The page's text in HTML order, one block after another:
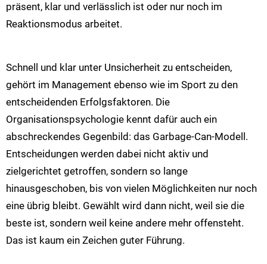
präsent, klar und verlässlich ist oder nur noch im
Reaktionsmodus arbeitet.
Schnell und klar unter Unsicherheit zu entscheiden,
gehört im Management ebenso wie im Sport zu den
entscheidenden Erfolgsfaktoren. Die
Organisationspsychologie kennt dafür auch ein
abschreckendes Gegenbild: das Garbage-Can-Modell.
Entscheidungen werden dabei nicht aktiv und
zielgerichtet getroffen, sondern so lange
hinausgeschoben, bis von vielen Möglichkeiten nur noch
eine übrig bleibt. Gewählt wird dann nicht, weil sie die
beste ist, sondern weil keine andere mehr offensteht.
Das ist kaum ein Zeichen guter Führung.